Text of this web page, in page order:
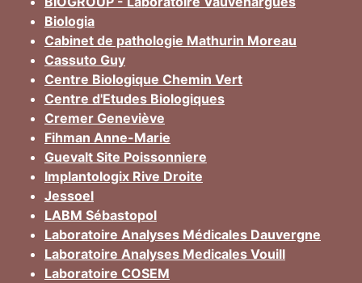
Biologia
Cabinet de pathologie Mathurin Moreau
Cassuto Guy
Centre Biologique Chemin Vert
Centre d'Etudes Biologiques
Cremer Geneviève
Fihman Anne-Marie
Guevalt Site Poissonniere
Implantologix Rive Droite
Jessoel
LABM Sébastopol
Laboratoire Analyses Médicales Dauvergne
Laboratoire Analyses Medicales Vouill
Laboratoire COSEM